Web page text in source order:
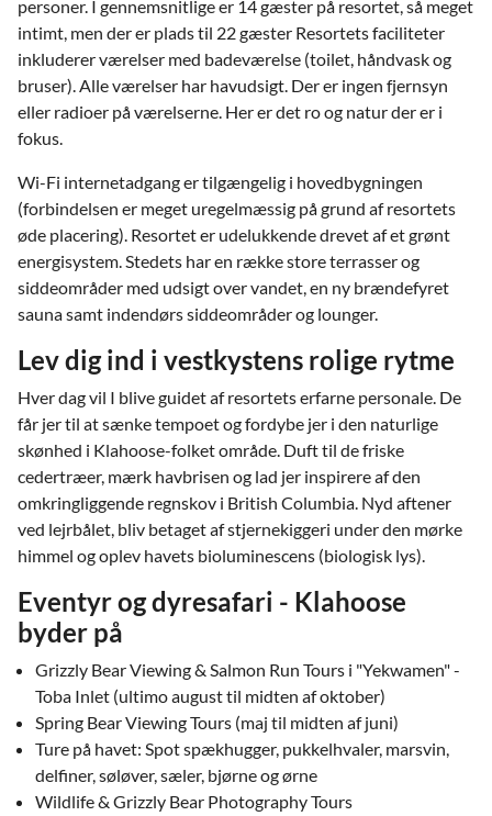
personer. I gennemsnitlige er 14 gæster på resortet, så meget
intimt, men der er plads til 22 gæster Resortets faciliteter
inkluderer værelser med badeværelse (toilet, håndvask og
bruser). Alle værelser har havudsigt. Der er ingen fjernsyn
eller radioer på værelserne. Her er det ro og natur der er i
fokus.
Wi-Fi internetadgang er tilgængelig i hovedbygningen
(forbindelsen er meget uregelmæssig på grund af resortets
øde placering). Resortet er udelukkende drevet af et grønt
energisystem. Stedets har en række store terrasser og
siddeområder med udsigt over vandet, en ny brændefyret
sauna samt indendørs siddeområder og lounger.
Lev dig ind i vestkystens rolige rytme
Hver dag vil I blive guidet af resortets erfarne personale. De
får jer til at sænke tempoet og fordybe jer i den naturlige
skønhed i Klahoose-folket område. Duft til de friske
cedertræer, mærk havbrisen og lad jer inspirere af den
omkringliggende regnskov i British Columbia. Nyd aftener
ved lejrbålet, bliv betaget af stjernekiggeri under den mørke
himmel og oplev havets bioluminescens (biologisk lys).
Eventyr og dyresafari - Klahoose
byder på
Grizzly Bear Viewing & Salmon Run Tours i "Yekwamen" -
Toba Inlet (ultimo august til midten af ​​oktober)
Spring Bear Viewing Tours (maj til midten af ​​juni)
Ture på havet: Spot spækhugger, pukkelhvaler, marsvin,
delfiner, søløver, sæler, bjørne og ørne
Wildlife & Grizzly Bear Photography Tours